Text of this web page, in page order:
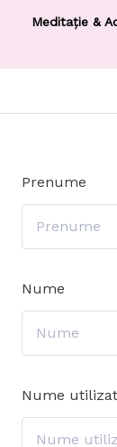
Meditație &
Prenume
Nume
Nume